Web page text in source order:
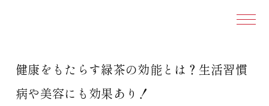
本文ま
健康をもたらす緑茶の効能とは？生活習慣
病や美容にも効果あり！